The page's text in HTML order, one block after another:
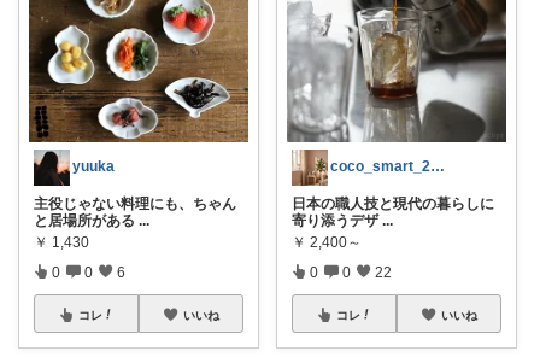
yuuka
主役じゃない料理にも、ちゃん
と居場所がある ...
￥ 1,430
0 0 6
コレ いいね
coco_smart_2026
日本の職人技と現代の暮らしに
寄り添うデザ ...
￥ 2,400～
0 0 22
コレ いいね